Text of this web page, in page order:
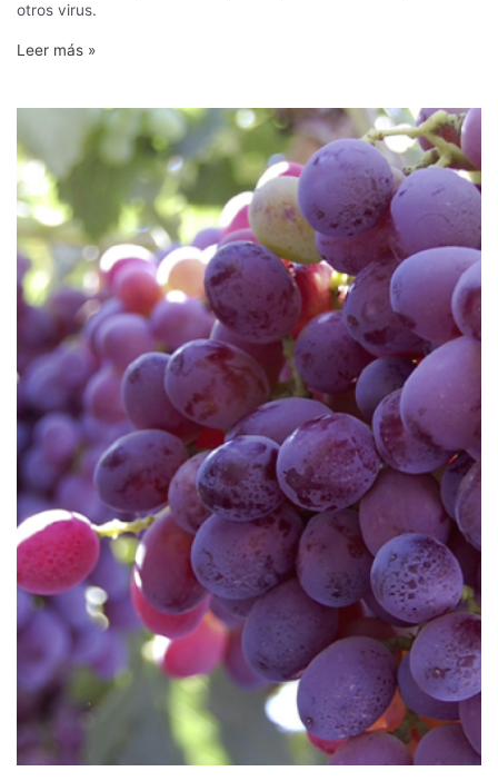
otros virus.
Leer más »